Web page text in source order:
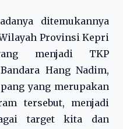
ditemukannya
Provinsi Kepri
menjadi TKP
Hang Nadim,
yang merupakan
tersebut, menjadi
target kita dan